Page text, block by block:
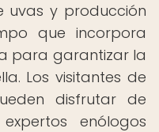
uvas y producción
que incorpora
para garantizar la
Los visitantes de
disfrutar de
enólogos